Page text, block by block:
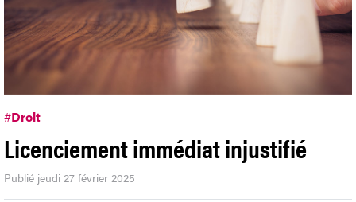
#Droit
Licenciement immédiat injustifié
Publié jeudi 27 février 2025